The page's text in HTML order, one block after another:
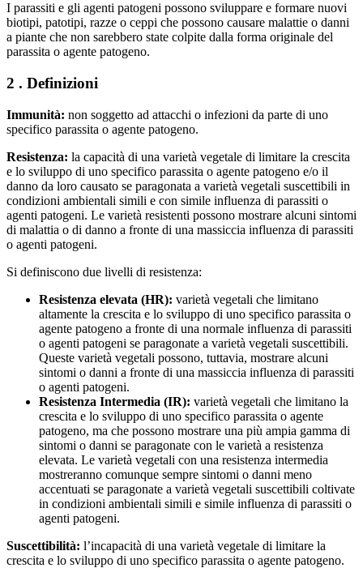
I parassiti e gli agenti patogeni possono sviluppare e formare nuovi
biotipi, patotipi, razze o ceppi che possono causare malattie o danni
a piante che non sarebbero state colpite dalla forma originale del
parassita o agente patogeno.
2 . Definizioni
Immunità: non soggetto ad attacchi o infezioni da parte di uno
specifico parassita o agente patogeno.
Resistenza: la capacità di una varietà vegetale di limitare la crescita
e lo sviluppo di uno specifico parassita o agente patogeno e/o il
danno da loro causato se paragonata a varietà vegetali suscettibili in
condizioni ambientali simili e con simile influenza di parassiti o
agenti patogeni. Le varietà resistenti possono mostrare alcuni sintomi
di malattia o di danno a fronte di una massiccia influenza di parassiti
o agenti patogeni.
Si definiscono due livelli di resistenza:
Resistenza elevata (HR): varietà vegetali che limitano
altamente la crescita e lo sviluppo di uno specifico parassita o
agente patogeno a fronte di una normale influenza di parassiti
o agenti patogeni se paragonate a varietà vegetali suscettibili.
Queste varietà vegetali possono, tuttavia, mostrare alcuni
sintomi o danni a fronte di una massiccia influenza di parassiti
o agenti patogeni.
Resistenza Intermedia (IR): varietà vegetali che limitano la
crescita e lo sviluppo di uno specifico parassita o agente
patogeno, ma che possono mostrare una più ampia gamma di
sintomi o danni se paragonate con le varietà a resistenza
elevata. Le varietà vegetali con una resistenza intermedia
mostreranno comunque sempre sintomi o danni meno
accentuati se paragonate a varietà vegetali suscettibili coltivate
in condizioni ambientali simili e simile influenza di parassiti o
agenti patogeni.
Suscettibilità: l’incapacità di una varietà vegetale di limitare la
crescita e lo sviluppo di uno specifico parassita o agente patogeno.